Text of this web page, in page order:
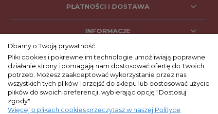
PŁATNOŚCI I DOSTAWA
INFORMACJE
SOCIAL MEDIA
KONTAKT
Dbamy o Twoją prywatność
Pliki cookies i pokrewne im technologie umożliwiają poprawne
działanie strony i pomagają nam dostosować ofertę do Twoich
potrzeb. Możesz zaakceptować wykorzystanie przez nas
wszystkich tych plików i przejść do sklepu lub dostosować użycie
plików do swoich preferencji, wybierając opcję "Dostosuj
zgody".
Więcej o plikach cookies przeczytasz w naszej Polityce